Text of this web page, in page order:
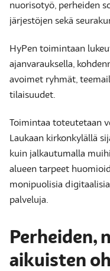
nuorisotyö, perheiden
järjestöjen sekä
HyPen toimintaan
ajanvarauksella,
avoimet ryhmät,
tilaisuudet.
Toimintaa toteutetaan
Laukaan kirkonkylällä
kuin jalkautumalla
alueen tarpeet
monipuolisia
palveluja.
Perheiden,
aikuisten